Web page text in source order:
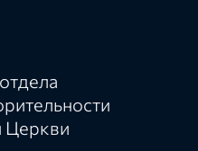
Церкви